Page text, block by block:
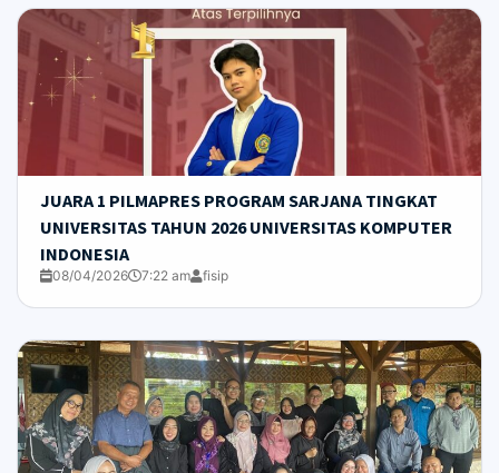
JUARA 1 PILMAPRES PROGRAM SARJANA TINGKAT
UNIVERSITAS TAHUN 2026 UNIVERSITAS KOMPUTER
INDONESIA
08/04/2026 7:22 am fisip